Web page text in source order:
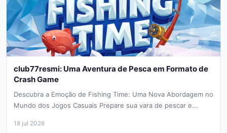
club77resmi: Uma Aventura de Pesca em Formato de
Crash Game
Descubra a Emoção de Fishing Time: Uma Nova Abordagem no
Mundo dos Jogos Casuais Prepare sua vara de pescar e...
18 jul 2026